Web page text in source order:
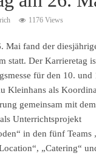
1176 Views
Mai fand der
statt. Der Karrieretag
für den 10. und
Kleinhans als
gemeinsam mit
Unterrichtsprojekt
in den fünf Teams
„Catering“